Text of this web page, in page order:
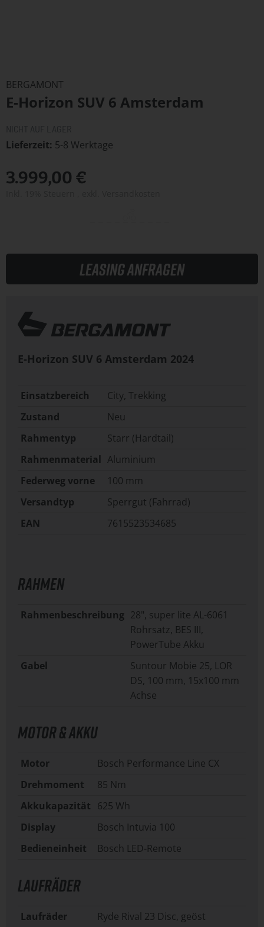
der
Bildergalerie
BERGAMONT
E-Horizon SUV 6 Amsterdam
Lieferzeit 5-8 Werktage
3.999,00 €
Leasing anfragen
E-Horizon SUV 6 Amsterdam 2024
Einsatzbereich
City, Trekking
Zustand
Neu
Rahmentyp
Starr (Hardtail)
Rahmenmaterial Aluminium
Federweg vorne
100 mm
Versandtyp
Sperrgut (Fahrrad)
EAN
7615523534685
RAHMEN
Rahmenbeschreibung 28", super lite AL-6061
Rohrsatz, BES III,
PowerTube Akku
Gabel
Suntour Mobie 25, LOR
DS, 100 mm, 15x100 mm
Achse
MOTOR & AKKU
Motor
Bosch Performance Line CX
Drehmoment
85 Nm
Akkukapazität 625 Wh
Display
Bosch Intuvia 100
Bedieneinheit
Bosch LED-Remote
LAUFRÄDER
Laufräder
Ryde Rival 23 Disc, geöst